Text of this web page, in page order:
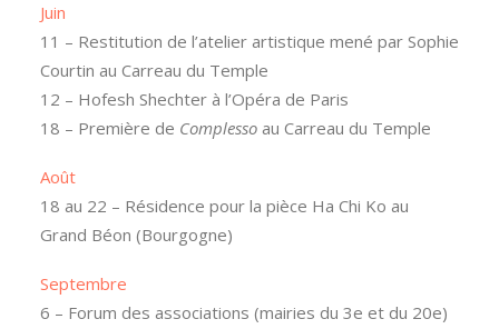
Juin
11 – Restitution de l’atelier artistique mené par Sophie
Courtin au Carreau du Temple
12 – Hofesh Shechter à l’Opéra de Paris
18 – Première de Complesso au Carreau du Temple
Août
18 au 22 – Résidence pour la pièce Ha Chi Ko au
Grand Béon (Bourgogne)
Septembre
6 – Forum des associations (mairies du 3e et du 20e)